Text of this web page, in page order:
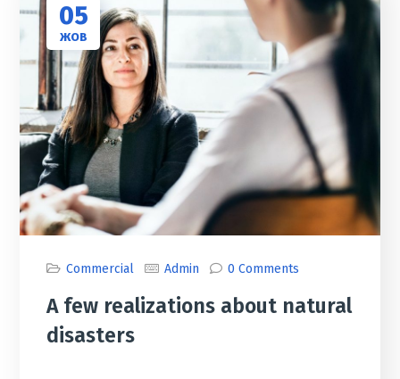
05
ЖОВ
Commercial Admin 0 Comments
A few realizations about natural
disasters